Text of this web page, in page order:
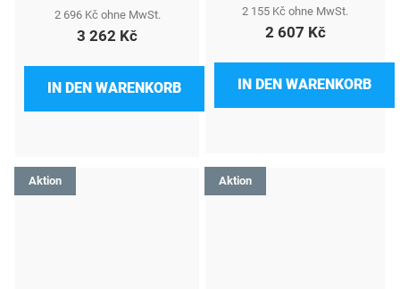
2 696 Kč ohne MwSt.
3 262 Kč
IN DEN WARENKORB
2 155 Kč ohne MwSt.
2 607 Kč
IN DEN WARENKORB
Aktion Aktion